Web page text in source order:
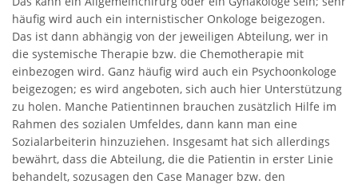
häufig wird auch ein internistischer Onkologe beigezogen.
Das ist dann abhängig von der jeweiligen Abteilung, wer in
die systemische Therapie bzw. die Chemotherapie mit
einbezogen wird. Ganz häufig wird auch ein Psychoonkologe
beigezogen; es wird angeboten, sich auch hier Unterstützung
zu holen. Manche Patientinnen brauchen zusätzlich Hilfe im
Rahmen des sozialen Umfeldes, dann kann man eine
Sozialarbeiterin hinzuziehen. Insgesamt hat sich allerdings
bewährt, dass die Abteilung, die die Patientin in erster Linie
behandelt, sozusagen den Case Manager bzw. den